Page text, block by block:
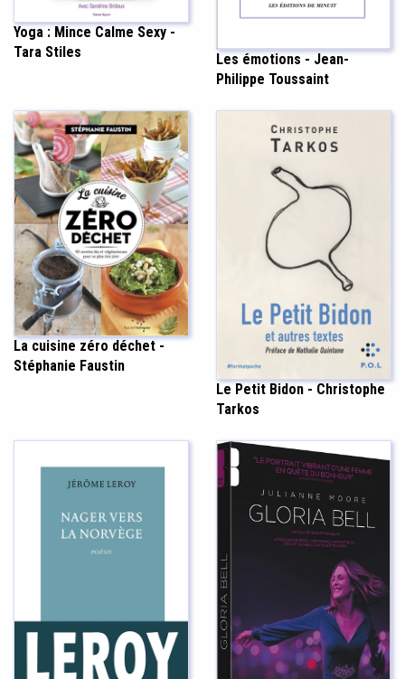
Yoga : Mince Calme Sexy -
Tara Stiles
Les émotions - Jean-
Philippe Toussaint
La cuisine zéro déchet -
Stéphanie Faustin
Le Petit Bidon - Christophe
Tarkos